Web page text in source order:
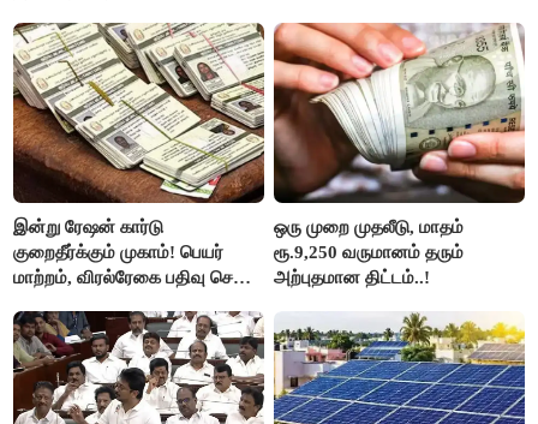
ஆதவ் அர்ஜுனா பதிலடி!
இன்று ரேஷன் கார்டு
குறைதீர்க்கும் முகாம்! பெயர்
மாற்றம், விரல்ரேகை பதிவு செய்ய
ஒரு முறை முதலீடு, மாதம்
ரூ.9,250 வருமானம் தரும்
அற்புதமான திட்டம்..!